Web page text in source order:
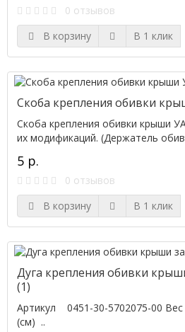
0 отзывов
В корзину
В 1 клик
Скоба крепления обивки
Скоба крепления обивки крыши
их модификаций. (Держатель
5 р.
0 отзывов
В корзину
В 1 клик
Дуга крепления обивки
(1)
Артикул 0451-30-5702075-00
(см) ..